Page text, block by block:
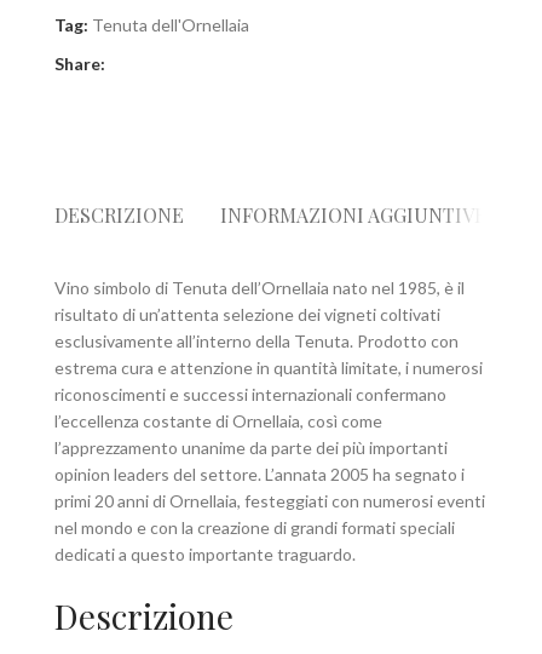
Tag: Tenuta dell'Ornellaia
Share:
DESCRIZIONE INFORMAZIONI AGGIUNTIVE
Vino simbolo di Tenuta dell’Ornellaia nato nel 1985, è il
risultato di un’attenta selezione dei vigneti coltivati
esclusivamente all’interno della Tenuta. Prodotto con
estrema cura e attenzione in quantità limitate, i numerosi
riconoscimenti e successi internazionali confermano
l’eccellenza costante di Ornellaia, così come
l’apprezzamento unanime da parte dei più importanti
opinion leaders del settore. L’annata 2005 ha segnato i
primi 20 anni di Ornellaia, festeggiati con numerosi eventi
nel mondo e con la creazione di grandi formati speciali
dedicati a questo importante traguardo.
Descrizione